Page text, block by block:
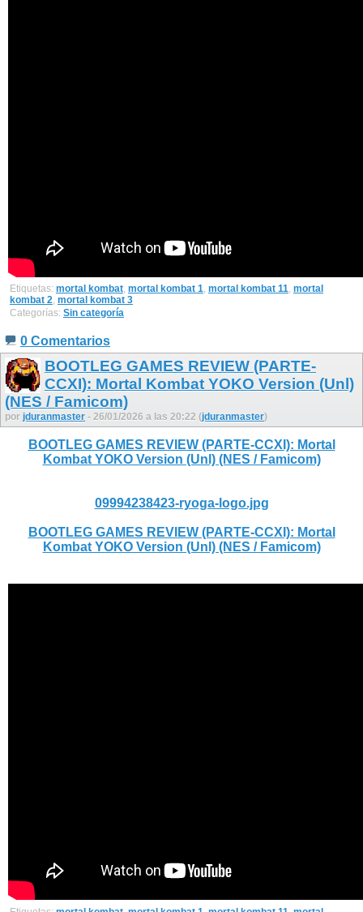
Etiquetas: mortal kombat, mortal kombat 1, mortal kombat 11, mortal
kombat 2, mortal kombat 3
Categorías: Sin categoría
0 Comentarios
BOOTLEG GAMES REVIEW (PARTE-
CCXI): Mortal Kombat YOKO Version (Unl)
(NES / Famicom)
por jduranmaster - 26/01/2026 a las 20:22 (jduranmaster)
BOOTLEG GAMES REVIEW (PARTE-CCXI): Mortal
Kombat YOKO Version (Unl) (NES / Famicom)
09994238423-ryoga-logo.jpg
BOOTLEG GAMES REVIEW (PARTE-CCXI): Mortal
Kombat YOKO Version (Unl) (NES / Famicom)